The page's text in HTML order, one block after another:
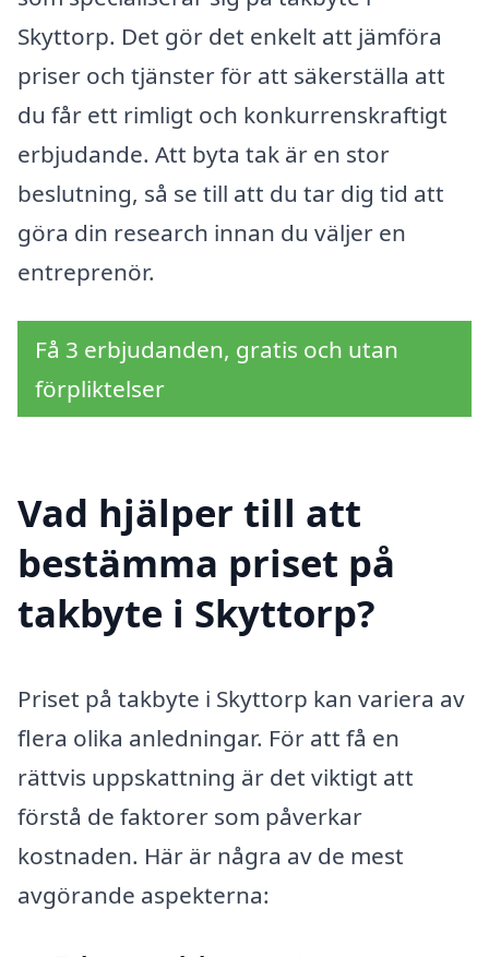
Skyttorp. Det gör det enkelt att jämföra
priser och tjänster för att säkerställa att
du får ett rimligt och konkurrenskraftigt
erbjudande. Att byta tak är en stor
beslutning, så se till att du tar dig tid att
göra din research innan du väljer en
entreprenör.
Få 3 erbjudanden, gratis och utan
förpliktelser
Vad hjälper till att
bestämma priset på
takbyte i Skyttorp?
Priset på takbyte i Skyttorp kan variera av
flera olika anledningar. För att få en
rättvis uppskattning är det viktigt att
förstå de faktorer som påverkar
kostnaden. Här är några av de mest
avgörande aspekterna: